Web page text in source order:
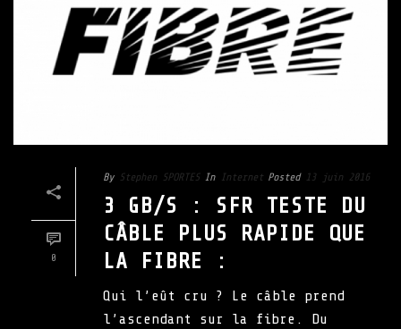
0
By Stephen SPORTES In Internet Posted 13 juin 2016
3 GB/S : SFR TESTE DU
CÂBLE PLUS RAPIDE QUE
LA FIBRE :
Qui l’eût cru ? Le câble prend
l’ascendant sur la fibre. Du